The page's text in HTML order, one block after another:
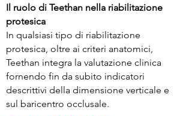
Il ruolo di Teethan nella riabilitazione
protesica
In qualsiasi tipo di riabilitazione
protesica, oltre ai criteri anatomici,
Teethan integra la valutazione clinica
fornendo fin da subito indicatori
descrittivi della dimensione verticale e
sul baricentro occlusale.